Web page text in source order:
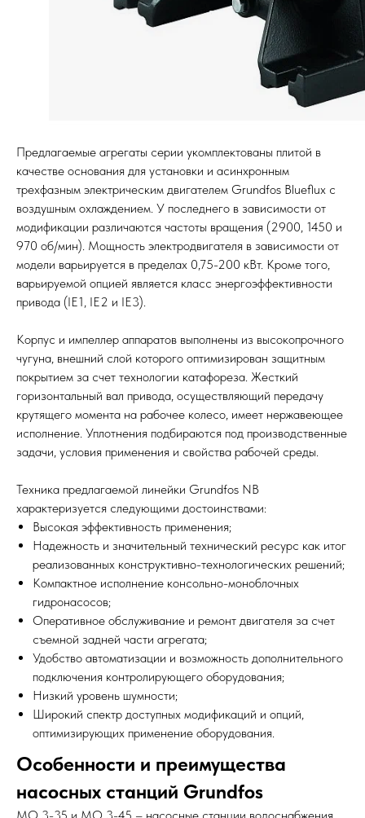
Предлагаемые агрегаты серии укомплектованы плитой в
качестве основания для установки и асинхронным
трехфазным электрическим двигателем Grundfos Blueflux с
воздушным охлаждением. У последнего в зависимости от
модификации различаются частоты вращения (2900, 1450 и
970 об/мин). Мощность электродвигателя в зависимости от
модели варьируется в пределах 0,75-200 кВт. Кроме того,
варьируемой опцией является класс энергоэффективности
привода (IE1, IE2 и IE3).
Корпус и импеллер аппаратов выполнены из высокопрочного
чугуна, внешний слой которого оптимизирован защитным
покрытием за счет технологии катафореза. Жесткий
горизонтальный вал привода, осуществляющий передачу
крутящего момента на рабочее колесо, имеет нержавеющее
исполнение. Уплотнения подбираются под производственные
задачи, условия применения и свойства рабочей среды.
Техника предлагаемой линейки Grundfos NB
характеризуется следующими достоинствами:
Высокая эффективность применения;
Надежность и значительный технический ресурс как итог
реализованных конструктивно-технологических решений;
Компактное исполнение консольно-моноблочных
гидронасосов;
Оперативное обслуживание и ремонт двигателя за счет
съемной задней части агрегата;
Удобство автоматизации и возможность дополнительного
подключения контролирующего оборудования;
Низкий уровень шумности;
Широкий спектр доступных модификаций и опций,
оптимизирующих применение оборудования.
Особенности и преимущества
насосных станций Grundfos